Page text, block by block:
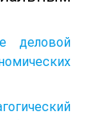
деловой